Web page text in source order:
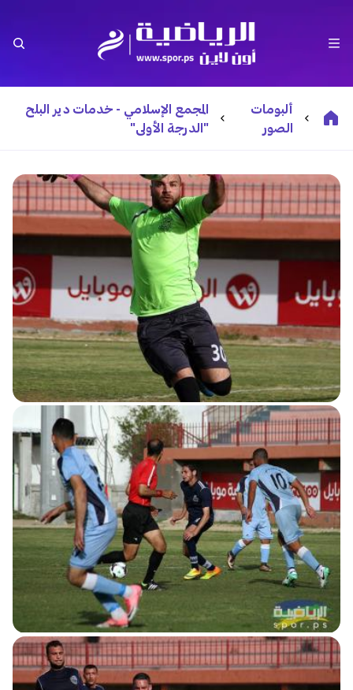
ألبومات
الصور
المجمع الإسلامي - خدمات دير البلح
"الدرجة الأولى"